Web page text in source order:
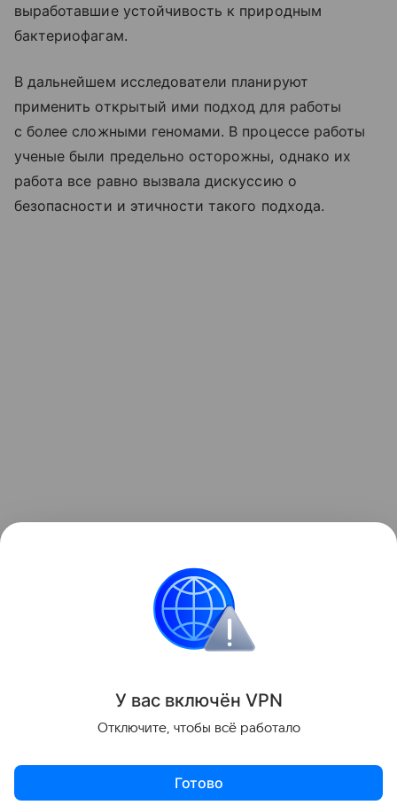
выработавшие устойчивость к природным
бактериофагам.
В дальнейшем исследователи планируют
применить открытый ими подход для работы
с более сложными геномами. В процессе работы
ученые были предельно осторожны, однако их
работа все равно вызвала дискуссию о
безопасности и этичности такого подхода.
рассказывала
течение ковида пробуждает спящие вирусы.
У вас включён VPN
Отключите, чтобы всё работало
Готово